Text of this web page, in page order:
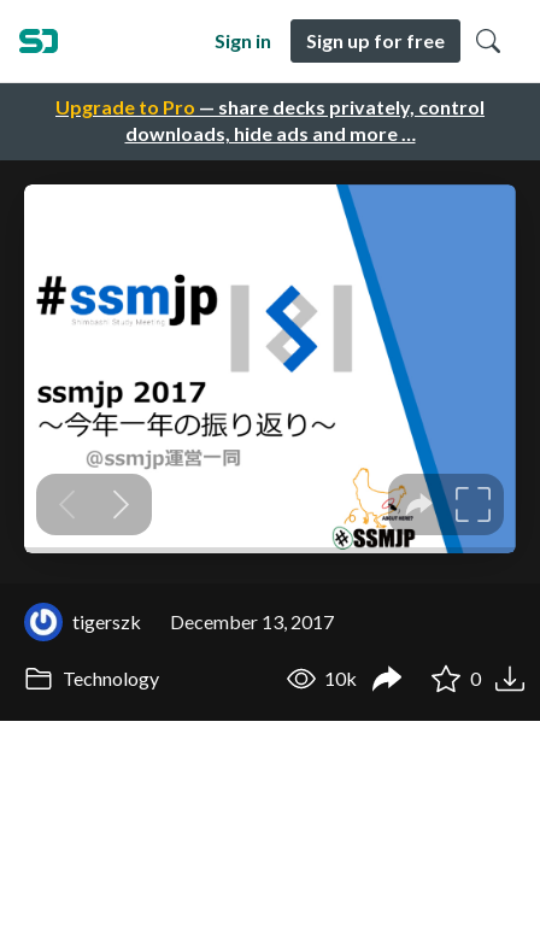
Upgrade to Pro — share decks privately, control
downloads, hide ads and more …
Sign in Sign up for free
tigerszk December 13, 2017
Technology 10k 0